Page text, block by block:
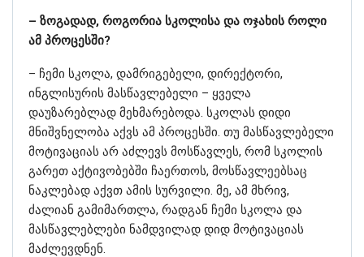
– ზოგადად, როგორია სკოლისა და ოჯახის როლი
ამ პროცესში?
– ჩემი სკოლა, დამრიგებელი, დირექტორი,
ინგლისურის მასწავლებელი – ყველა
დაუზარებლად მეხმარებოდა. სკოლას დიდი
მნიშვნელობა აქვს ამ პროცესში. თუ მასწავლებელი
მოტივაციას არ აძლევს მოსწავლეს, რომ სკოლის
გარეთ აქტივობებში ჩაერთოს, მოსწავლეებსაც
ნაკლებად აქვთ ამის სურვილი. მე, ამ მხრივ,
ძალიან გამიმართლა, რადგან ჩემი სკოლა და
მასწავლებლები ნამდვილად დიდ მოტივაციას
მაძლევდნენ.